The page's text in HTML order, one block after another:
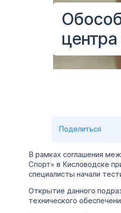
Поделиться
В рамках соглашения
Спорт» в Кисловодске
специалисты начали
Открытие данного
технического